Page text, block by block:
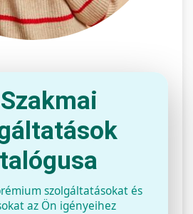
szolgáltatásokat és
az Ön igényeihez